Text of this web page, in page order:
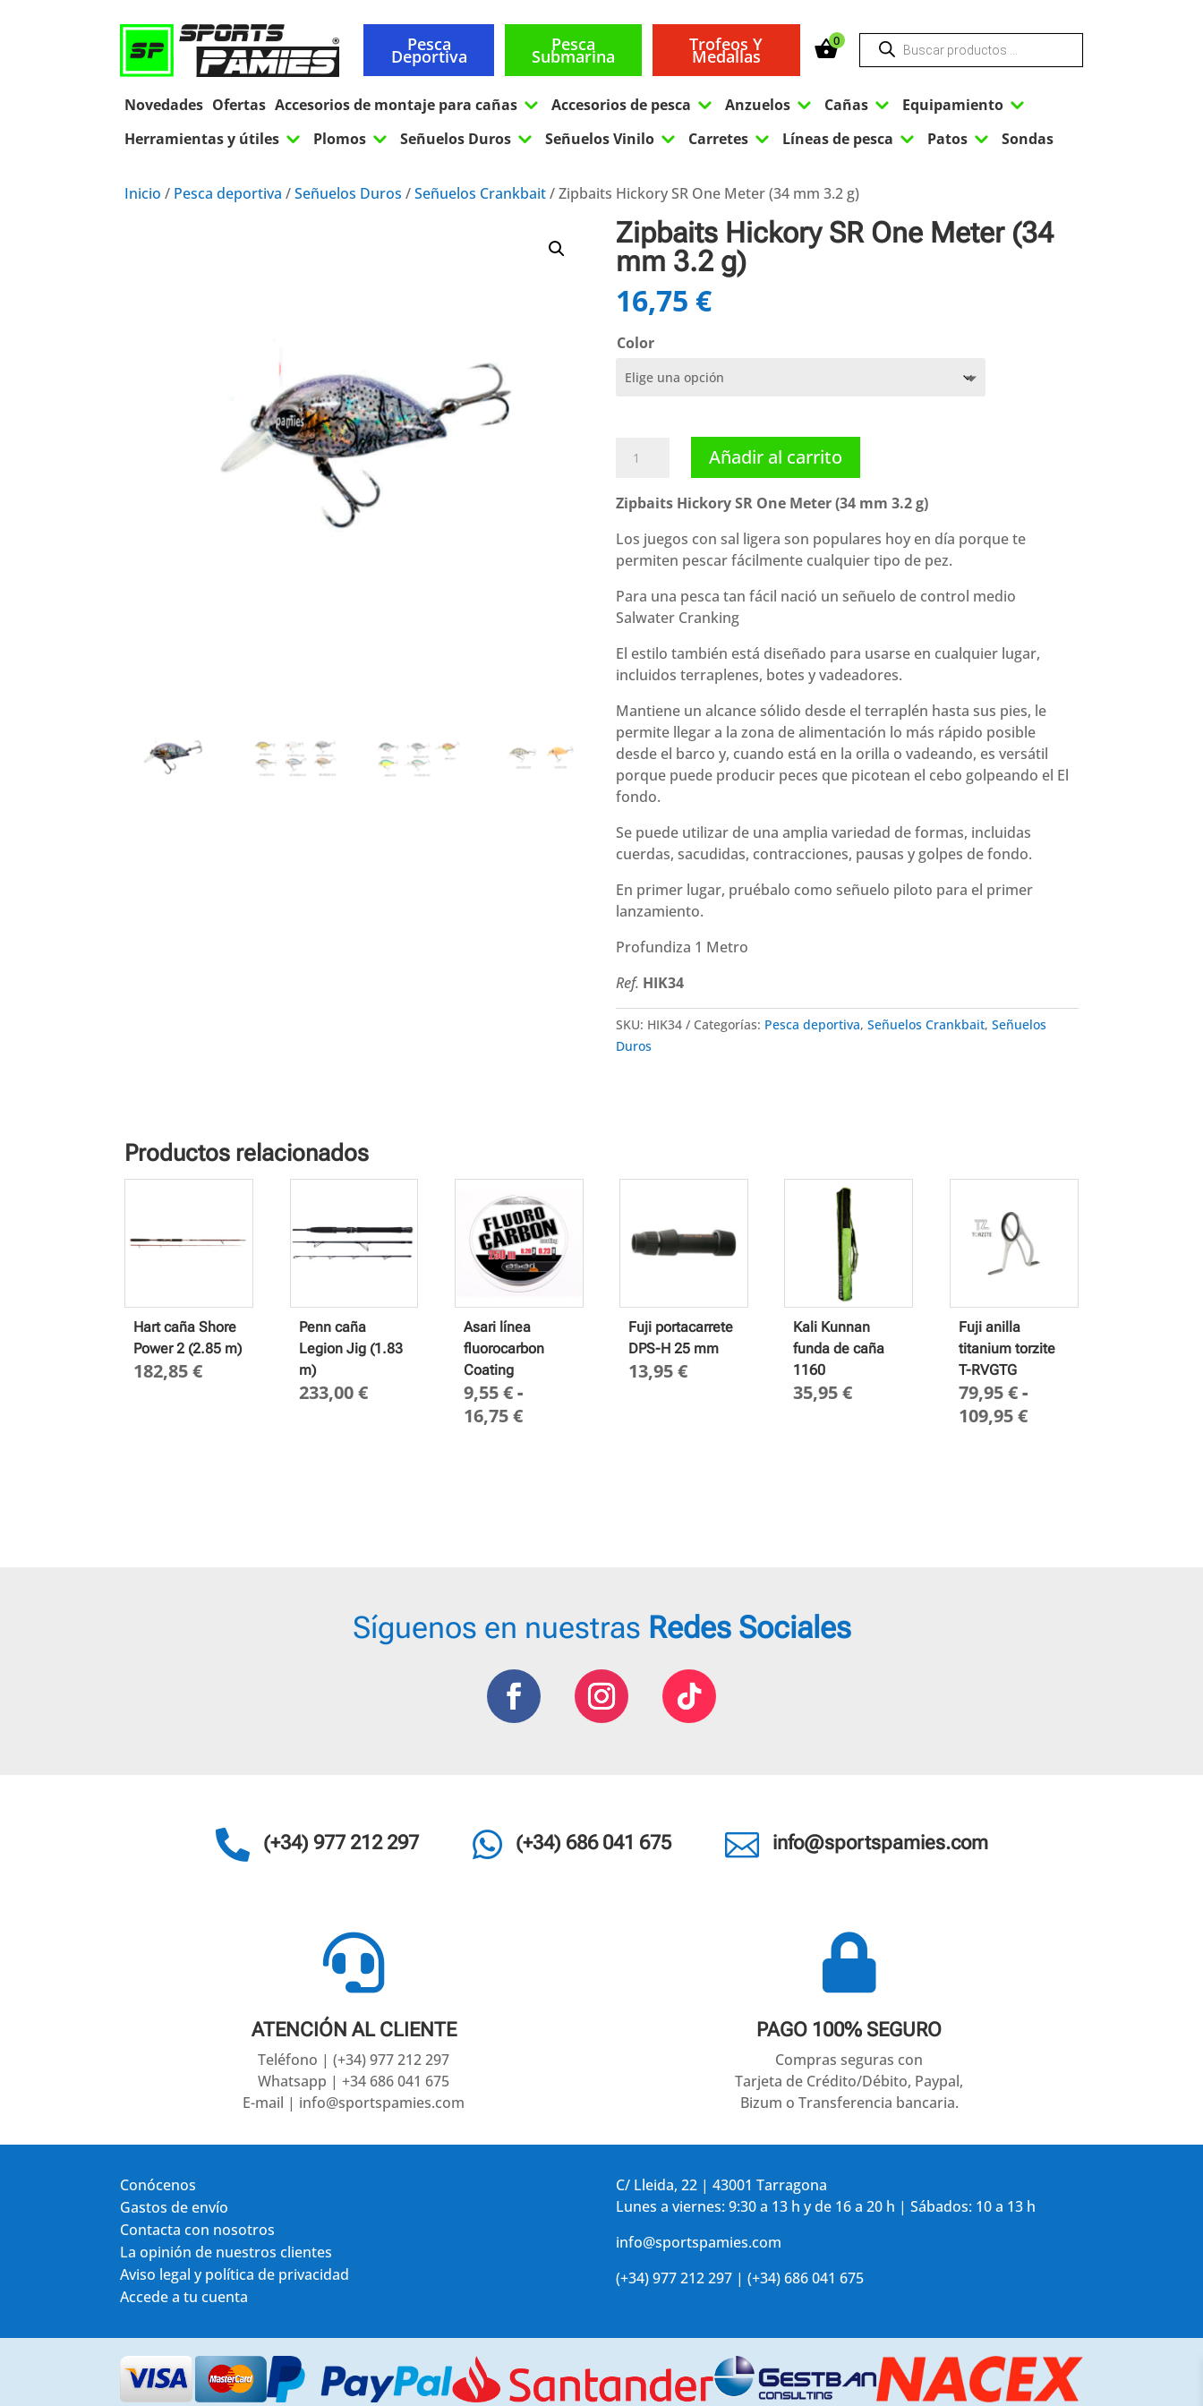
Pesca
Deportiva
Pesca
Submarina
Trofeos Y
Medallas
0 Búsqueda
productos
Novedades Ofertas Accesorios de montaje para cañas 3 Accesorios de pesca 3 Anzuelos 3 Cañas 3 Equipamiento 3
Herramientas y útiles 3 Plomos 3 Señuelos Duros 3 Señuelos Vinilo 3 Carretes 3 Líneas de pesca 3 Patos 3 Sondas
Inicio / Pesca deportiva /Señuelos Duros /Señuelos Crankbait/ Zipbaits Hickory SR One Meter (34 mm 3.2 g)
Zipbaits Hickory SR One Meter (34
mm 3.2 g)
16,75 €
Color
Hickory
One
Meter
(34
mm
3.2
g)
Añadir al carrito
Zipbaits Hickory SR One Meter (34 mm 3.2 g)
Los juegos con sal ligera son populares hoy en día porque te
permiten pescar fácilmente cualquier tipo de pez.
Para una pesca tan fácil nació un señuelo de control medio
Salwater Cranking
El estilo también está diseñado para usarse en cualquier lugar,
incluidos terraplenes, botes y vadeadores.
Mantiene un alcance sólido desde el terraplén hasta sus pies, le
permite llegar a la zona de alimentación lo más rápido posible
desde el barco y, cuando está en la orilla o vadeando, es versátil
porque puede producir peces que picotean el cebo golpeando el El
fondo.
Se puede utilizar de una amplia variedad de formas, incluidas
cuerdas, sacudidas, contracciones, pausas y golpes de fondo.
En primer lugar, pruébalo como señuelo piloto para el primer
lanzamiento.
Profundiza 1 Metro
Ref. HIK34
SKU: HIK34 Categorías: Pesca deportiva, Señuelos Crankbait, Señuelos
Duros
Productos relacionados
Hart caña Shore
Power 2 (2.85 m)
182,85€
Penn caña
Legion Jig (1.83
m)
233,00€
Asari línea
fluorocarbon
Coating
9,55€-
16,75€Rango
Fuji portacarrete
DPS-H 25 mm
13,95€
Kali Kunnan
funda de caña
1160
35,95€
Fuji anilla
titanium torzite
T-RVGTG
79,95€-
109,95€Rango
Síguenos en nuestras Redes Sociales
 (+34) 977 212 297  (+34) 686 041 675  info@sportspamies.com

ATENCIÓN AL CLIENTE
Teléfono | (+34) 977 212 297
Whatsapp | +34 686 041 675
E-mail | info@sportspamies.com

PAGO 100% SEGURO
Compras seguras con
Tarjeta de Crédito/Débito, Paypal,
Bizum o Transferencia bancaria.
Conócenos
Gastos de envío
Contacta con nosotros
La opinión de nuestros clientes
Aviso legal y política de privacidad
Accede a tu cuenta
C/ Lleida, 22 | 43001 Tarragona
Lunes a viernes: 9:30 a 13 h y de 16 a 20 h | Sábados: 10 a 13 h
info@sportspamies.com
(+34) 977 212 297 | (+34) 686 041 675